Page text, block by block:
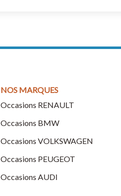
NOS MARQUES
Occasions RENAULT
Occasions BMW
Occasions VOLKSWAGEN
Occasions PEUGEOT
Occasions AUDI